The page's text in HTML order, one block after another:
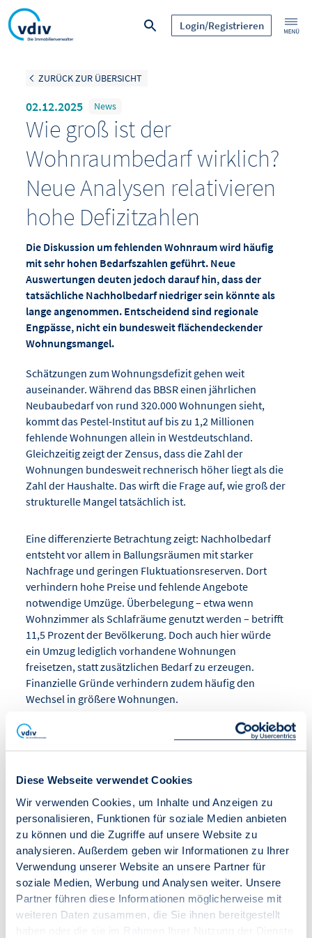
Diese Webseite verwendet Cookies
Wir verwenden Cookies, um Inhalte und Anzeigen zu
personalisieren, Funktionen für soziale Medien anbieten
zu können und die Zugriffe auf unsere Website zu
analysieren. Außerdem geben wir Informationen zu Ihrer
Verwendung unserer Website an unsere Partner für
soziale Medien, Werbung und Analysen weiter. Unsere
Partner führen diese Informationen möglicherweise mit
weiteren Daten zusammen, die Sie ihnen bereitgestellt
Login/Registrieren
ZURÜCK ZUR ÜBERSICHT
02.12.2025 News
Wie groß ist der
Wohnraumbedarf wirklich?
Neue Analysen relativieren
hohe Defizitzahlen
Die Diskussion um fehlenden Wohnraum wird häufig
mit sehr hohen Bedarfszahlen geführt. Neue
Auswertungen deuten jedoch darauf hin, dass der
tatsächliche Nachholbedarf niedriger sein könnte als
lange angenommen. Entscheidend sind regionale
Engpässe, nicht ein bundesweit flächendeckender
Wohnungsmangel.
Schätzungen zum Wohnungsdefizit gehen weit
auseinander. Während das BBSR einen jährlichen
Neubaubedarf von rund 320.000 Wohnungen sieht,
kommt das Pestel-Institut auf bis zu 1,2 Millionen
fehlende Wohnungen allein in Westdeutschland.
Gleichzeitig zeigt der Zensus, dass die Zahl der
Wohnungen bundesweit rechnerisch höher liegt als die
Zahl der Haushalte. Das wirft die Frage auf, wie groß der
strukturelle Mangel tatsächlich ist.
Eine differenzierte Betrachtung zeigt: Nachholbedarf
entsteht vor allem in Ballungsräumen mit starker
Nachfrage und geringen Fluktuationsreserven. Dort
verhindern hohe Preise und fehlende Angebote
notwendige Umzüge. Überbelegung – etwa wenn
Wohnzimmer als Schlafräume genutzt werden – betrifft
11,5 Prozent der Bevölkerung. Doch auch hier würde
ein Umzug lediglich vorhandene Wohnungen
freisetzen, statt zusätzlichen Bedarf zu erzeugen.
Finanzielle Gründe verhindern zudem häufig den
Wechsel in größere Wohnungen.
Insgesamt deuten die Analysen darauf hin, dass ein
realistischer Nachholbedarf bei etwa 300.000
großen Metropolregionen, wo die Knappheit weiterhin
Druck auf Mieten und Kaufpreise ausübt.
Hier zur Kurzprognose des
BBSR: https://www.bbsr.bund.de/BBSR/DE/forschung/
fachbeitraege/wohnen-
immobilien/wohnungsmarktprognose/prognose/Dow
nloads/kurzzusammenfassung.pdf?
__blob=publicationFile&v=2